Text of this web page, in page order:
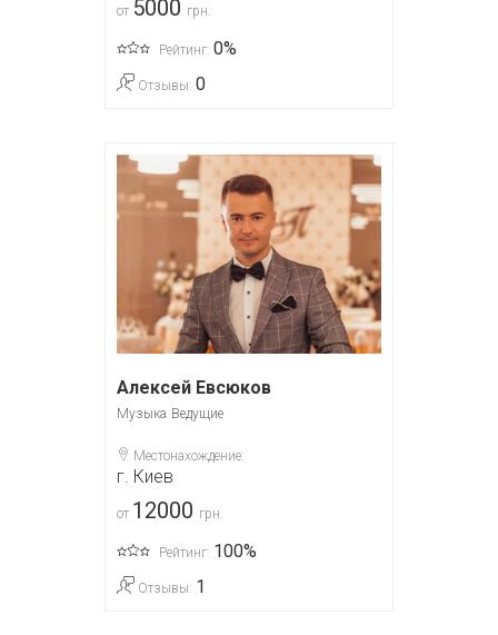
от 5000 грн.
Рейтинг: 0%
Отзывы: 0
Алексей Евсюков
Музыка Ведущие
Местонахождение:
г. Киев
от 12000 грн.
Рейтинг: 100%
Отзывы: 1